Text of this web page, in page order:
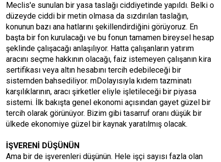
Meclis'e sunulan bir yasa taslağı ciddiyetinde yapıldı. Belki o
düzeyde ciddi bir metin olmasa da sızdırılan taslağın,
konunun bazı ana hatlarını şekillendirdiğini görüyoruz. En
başta bir fon kurulacağı ve bu fonun tamamen bireysel hesap
şeklinde çalışacağı anlaşılıyor. Hatta çalışanların yatırım
aracını seçme hakkının olacağı, faiz istemeyen çalışanın kira
sertifikası veya altın hesabını tercih edebileceği bir
sistemden bahsediliyor. mDolayısıyla kıdem tazminatı
karşılıklarının, aracı şirketler eliyle işletileceği bir piyasa
sistemi. İlk bakışta genel ekonomi açısından gayet güzel bir
tercih olarak görünüyor. Bizim gibi tasarruf oranı düşük bir
ülkede ekonomiye güzel bir kaynak yaratılmış olacak.
İŞVERENİ DÜŞÜNÜN
Ama bir de işverenleri düşünün. Hele işçi sayısı fazla olan